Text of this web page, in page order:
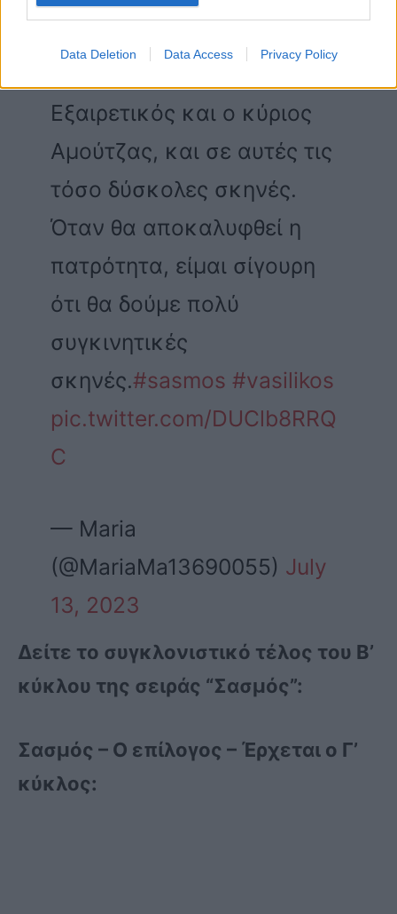
Data Deletion Data Access Privacy Policy
— Ele ❤️‍🔥 (@Ele58317516)
July 13, 2023
Εξαιρετικός και ο κύριος
Αμούτζας, και σε αυτές τις
τόσο δύσκολες σκηνές.
Όταν θα αποκαλυφθεί η
πατρότητα, είμαι σίγουρη
ότι θα δούμε πολύ
συγκινητικές
σκηνές.#sasmos #vasilikos
pic.twitter.com/DUClb8RRQ
C
— Maria
(@MariaMa13690055) July
13, 2023
Δείτε το συγκλονιστικό τέλος του Β’
κύκλου της σειράς “Σασμός”:
Σασμός – Ο επίλογος – Έρχεται ο Γ’
κύκλος: